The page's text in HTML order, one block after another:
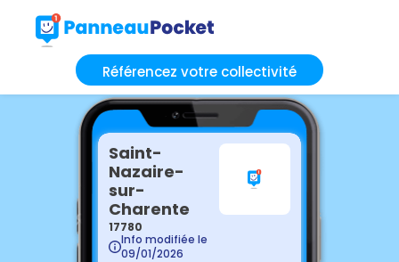
Référencez votre collectivité
Saint-
Nazaire-
sur-
Charente
17780
Info modifiée le
09/01/2026